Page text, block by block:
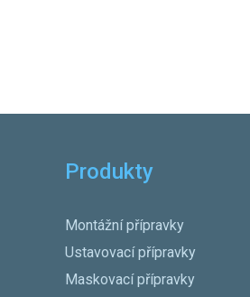
Produkty
Montážní přípravky
Ustavovací přípravky
Maskovací přípravky